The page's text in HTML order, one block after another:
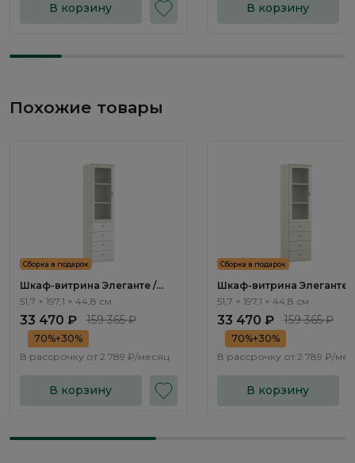
В корзину В корзину
Похожие товары
Сборка в подарок
Шкаф-витрина Элеганте /
Elegante LE5345.5
51,7 × 197,1 × 44,8 см
33 470 ₽ 159 365 ₽
70%+30%
В рассрочку от 2 789 ₽/месяц
В корзину
Сборка в подарок
Шкаф-витрина Элеганте /
Elegante LE6345.2
51,7 × 197,1 × 44,8 см
33 470 ₽ 159 365 ₽
70%+30%
В рассрочку от 2 789 ₽/
В корзину